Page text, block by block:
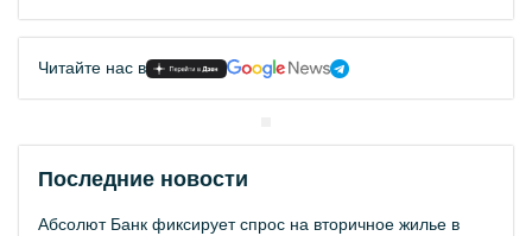
Читайте нас в
Последние новости
Абсолют Банк фиксирует спрос на вторичное жилье в